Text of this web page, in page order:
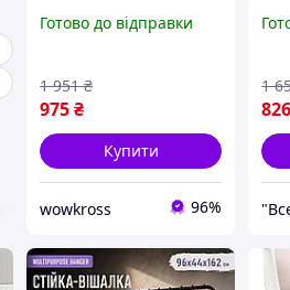
підлогова гардеробна,
одягу XK-29
Готово до відправки
975₴
1 951 ₴
Купити
wowkross 96%
826
1